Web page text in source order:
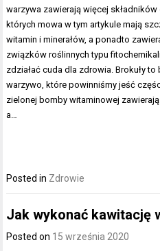
warzywa zawierają więcej
których mowa w tym artykule mają
witamin i minerałów, a ponadto
związków roślinnych typu
zdziałać cuda dla zdrowia. Brokuły
warzywo, które powinniśmy jeść
zielonej bomby witaminowej
a…
Posted in Zdrowie
Jak wykonać kawitację
Posted on 15 września 2020